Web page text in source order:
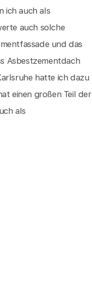
ich auch als
auch solche
und das
Asbestzementdach
hatte ich dazu
einen großen Teil der
als